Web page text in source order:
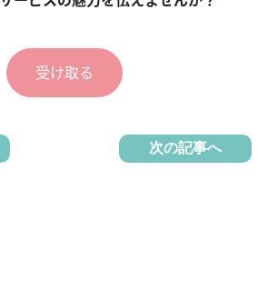
受け取る
次の記事へ